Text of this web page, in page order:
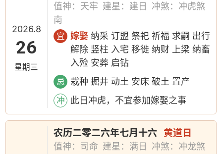
2026.8
26
星期三
值神：天牢 建星：建日
冲煞：冲虎煞
南
宜 嫁娶 纳采 订盟 祭祀 祈福 求嗣 出行
解除 竖柱 入宅 移徙 纳财 上梁 纳畜
入殓 安葬 启钻
忌 栽种 掘井 动土 安床 破土 置产
冲 此日冲虎，不宜参加嫁娶之事
农历二零二六年七月十六 黄道日
值神：司命 建星：满日
冲煞：冲龙煞